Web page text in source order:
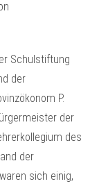
Schulstiftung
der
P.
der
des
der
sich einig,